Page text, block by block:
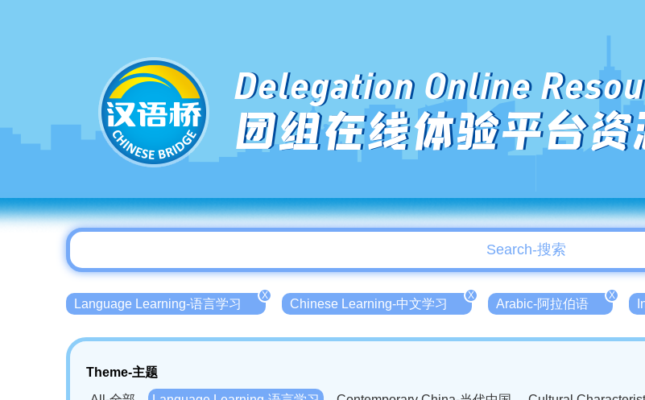
Delegation Online
团组在线体验平台资
Language Learning-语言学习
X
Chinese Learning-中文学习
X
Arabic-阿拉伯语
X
Theme-主题